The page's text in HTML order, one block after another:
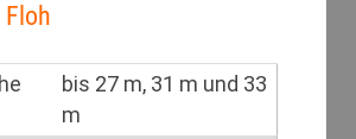
Floh
bis 27 m, 31 m und 33
m